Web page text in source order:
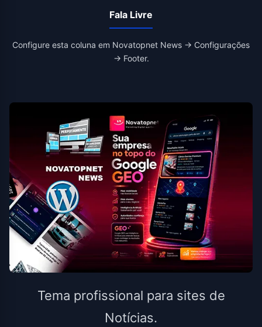
Fala Livre
Configure esta coluna em Novatopnet News → Configurações
→ Footer.
Tema profissional para sites de
Notícias.